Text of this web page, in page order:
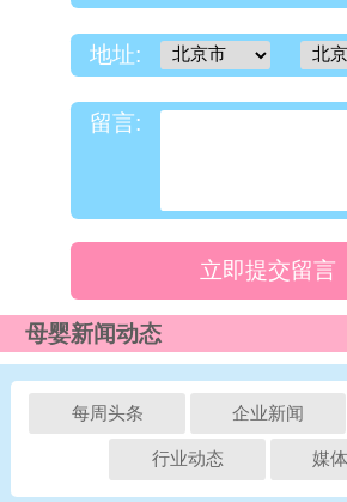
地址:
留言:
立即提交留言
母婴新闻动态
每周头条 企业新闻
行业动态 媒